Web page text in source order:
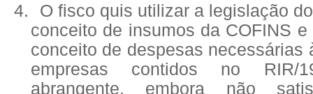
4.
O fisco quis utilizar a legislação
conceito de insumos da COFINS
conceito de despesas necessárias
empresas contidos no RIR/
abrangente, embora não